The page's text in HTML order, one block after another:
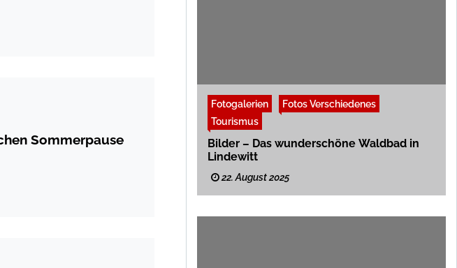
Sommerpause
Fotogalerien
Fotos Verschiedenes
Tourismus
Bilder – Das wunderschöne Waldbad in
Lindewitt
22. August 2025